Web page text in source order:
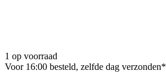
1 op voorraad
Voor 16:00 besteld, zelfde dag verzonden*